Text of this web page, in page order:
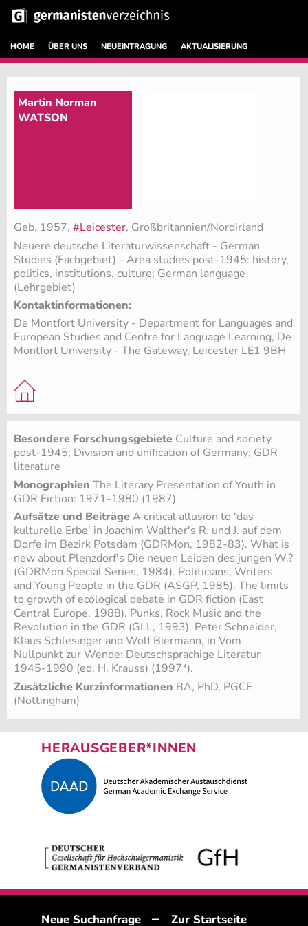
HOME ÜBER UNS NEUEINTRAGUNG AKTUALISIERUNG
Martin Norman
WATSON
Geb. 1957, #Leicester, Großbritannien/Nordirland
Neuere deutsche Literaturwissenschaft - German
Studies (Fachgebiet) - Area studies post-1945: history,
politics, institutions, culture; German language
(Lehrgebiet)
Kontaktinformationen:
De Montfort University - Department for Languages and
European Studies and Centre for Language Learning, De
Montfort University - The Gateway, Leicester LE1 9BH
Besondere Forschungsgebiete Culture and society
post-1945; Division and unification of Germany; GDR
literature
Monographien The Literary Presentation of Youth in
GDR Fiction: 1971-1980 (1987).
Aufsätze und BeiträgeA critical allusion to 'das
kulturelle Erbe' in Joachim Walther's R. und J. auf dem
Dorfe im Bezirk Potsdam (GDRMon, 1982-83). What is
new about Plenzdorf's Die neuen Leiden des jungen W.?
(GDRMon Special Series, 1984). Politicians, Writers
and Young People in the GDR (ASGP, 1985). The limits
to growth of ecological debate in GDR fiction (East
Central Europe, 1988). Punks, Rock Music and the
Revolution in the GDR (GLL, 1993). Peter Schneider,
Klaus Schlesinger and Wolf Biermann, in Vom
Nullpunkt zur Wende: Deutschsprachige Literatur
1945-1990 (ed. H. Krauss) (1997*).
Zusätzliche Kurzinformationen BA, PhD, PGCE
(Nottingham)
HERAUSGEBER*INNEN
Neue Suchanfrage – Zur Startseite